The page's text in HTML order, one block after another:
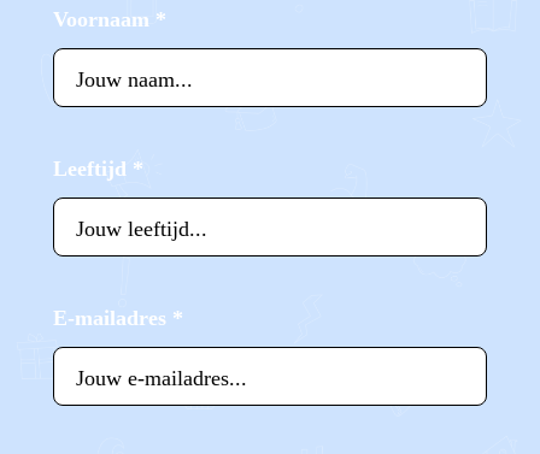
Voornaam *
Leeftijd *
E-mailadres *